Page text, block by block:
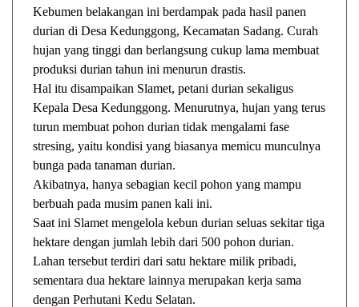
Kebumen belakangan ini berdampak pada hasil panen
durian di Desa Kedunggong, Kecamatan Sadang. Curah
hujan yang tinggi dan berlangsung cukup lama membuat
produksi durian tahun ini menurun drastis.
Hal itu disampaikan Slamet, petani durian sekaligus
Kepala Desa Kedunggong. Menurutnya, hujan yang terus
turun membuat pohon durian tidak mengalami fase
stresing, yaitu kondisi yang biasanya memicu munculnya
bunga pada tanaman durian.
Akibatnya, hanya sebagian kecil pohon yang mampu
berbuah pada musim panen kali ini.
Saat ini Slamet mengelola kebun durian seluas sekitar tiga
hektare dengan jumlah lebih dari 500 pohon durian.
Lahan tersebut terdiri dari satu hektare milik pribadi,
sementara dua hektare lainnya merupakan kerja sama
dengan Perhutani Kedu Selatan.